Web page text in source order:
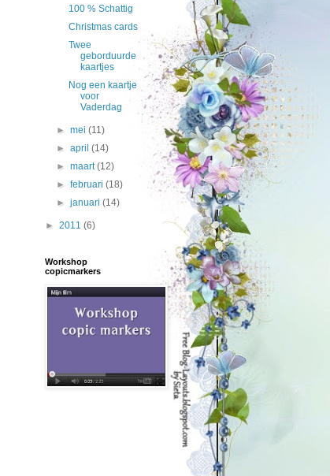
100 % Schattig
Christmas cards
Twee
geborduurde
kaartjes
Nog een kaartje
voor
Vaderdag
►mei(11)
►april(14)
►maart(12)
►februari(18)
►januari(14)
► 2011 (6)
Workshop
copicmarkers